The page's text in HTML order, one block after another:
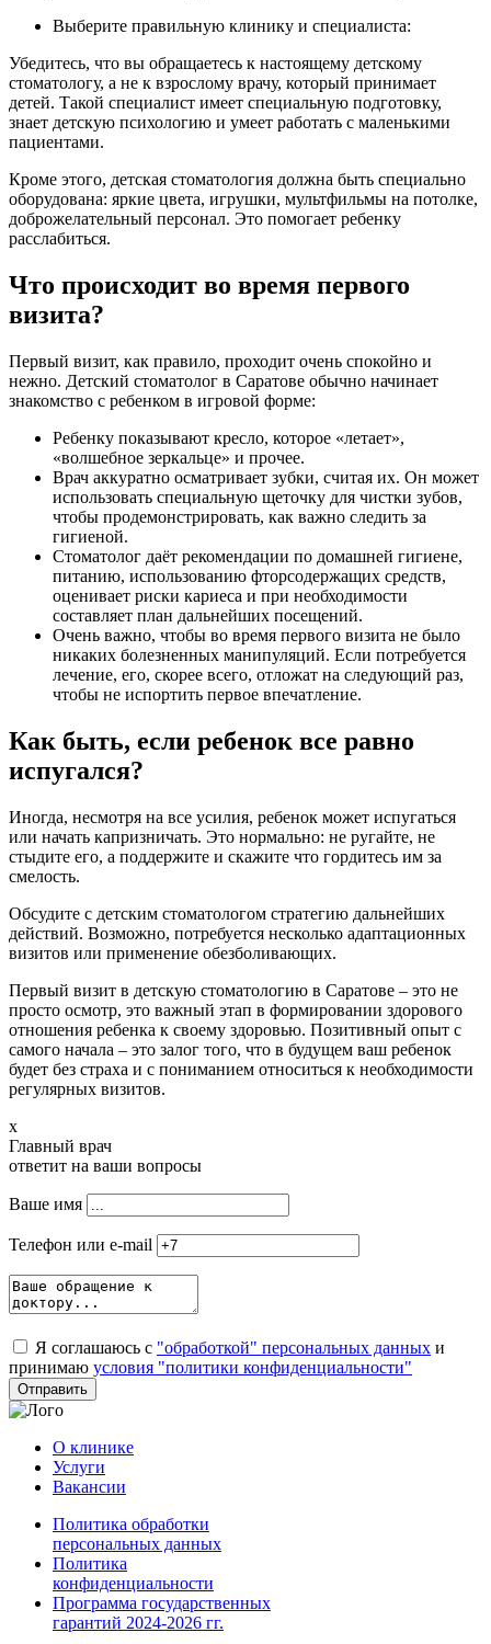
Выберите правильную клинику и специалиста:
Убедитесь, что вы обращаетесь к настоящему детскому
стоматологу, а не к взрослому врачу, который принимает
детей. Такой специалист имеет специальную подготовку,
знает детскую психологию и умеет работать с маленькими
пациентами.
Кроме этого, детская стоматология должна быть специально
оборудована: яркие цвета, игрушки, мультфильмы на потолке,
доброжелательный персонал. Это помогает ребенку
расслабиться.
Что происходит во время первого
визита?
Первый визит, как правило, проходит очень спокойно и
нежно. Детский стоматолог в Саратове обычно начинает
знакомство с ребенком в игровой форме:
Ребенку показывают кресло, которое «летает»,
«волшебное зеркальце» и прочее.
Врач аккуратно осматривает зубки, считая их. Он может
использовать специальную щеточку для чистки зубов,
чтобы продемонстрировать, как важно следить за
гигиеной.
Стоматолог даёт рекомендации по домашней гигиене,
питанию, использованию фторсодержащих средств,
оценивает риски кариеса и при необходимости
составляет план дальнейших посещений.
Очень важно, чтобы во время первого визита не было
никаких болезненных манипуляций. Если потребуется
лечение, его, скорее всего, отложат на следующий раз,
чтобы не испортить первое впечатление.
Как быть, если ребенок все равно
испугался?
Иногда, несмотря на все усилия, ребенок может испугаться
или начать капризничать. Это нормально: не ругайте, не
стыдите его, а поддержите и скажите что гордитесь им за
смелость.
Обсудите с детским стоматологом стратегию дальнейших
действий. Возможно, потребуется несколько адаптационных
визитов или применение обезболивающих.
Первый визит в детскую стоматологию в Саратове – это не
просто осмотр, это важный этап в формировании здорового
отношения ребенка к своему здоровью. Позитивный опыт с
самого начала – это залог того, что в будущем ваш ребенок
будет без страха и с пониманием относиться к необходимости
регулярных визитов.
x
Главный врач
ответит на ваши вопросы
Ваше имя
Телефон или e-mail
Я соглашаюсь с "обработкой" персональных данных и
принимаю условия "политики конфиденциальности"
О клинике
Услуги
Вакансии
Политика обработки
персональных данных
Политика
конфиденциальности
Программа государственных
гарантий 2024-2026 гг.